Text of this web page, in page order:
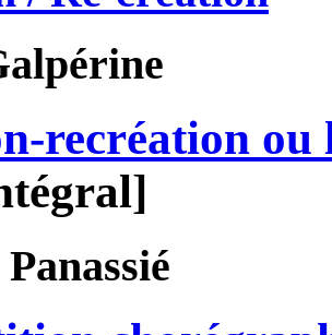
recréation ou
Panassié